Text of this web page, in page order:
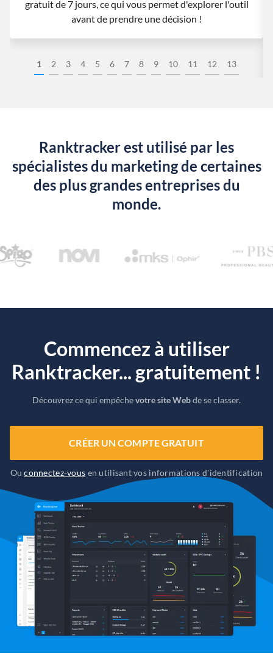
1 2 3 4 5 6 7 8 9 10 11 12 13
gratuit de 7 jours, ce qui vous permet d'explorer l'outil
avant de prendre une décision !
Ranktracker est utilisé par les
spécialistes du marketing de certaines
des plus grandes entreprises du
monde.
Commencez à utiliser
Ranktracker... gratuitement !
Découvrez ce qui empêchevotre site Webde se classer.
CRÉER UN COMPTE GRATUIT
Ouconnectez-vous en utilisant vos informations d'identification